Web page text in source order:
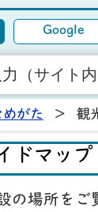
Google
がた > 観
ドマップ
の場所をご